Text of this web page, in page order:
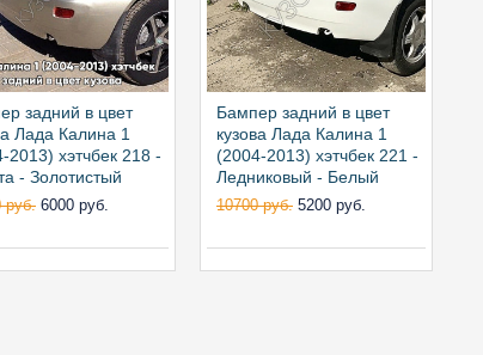
задний в цвет
Лада Калина 1
2013) хэтчбек 218 -
- Золотистый
руб. 6000 руб.
Бампер задний в цвет
кузова Лада Калина 1
(2004-2013) хэтчбек 221 -
Ледниковый - Белый
10700 руб. 5200 руб.